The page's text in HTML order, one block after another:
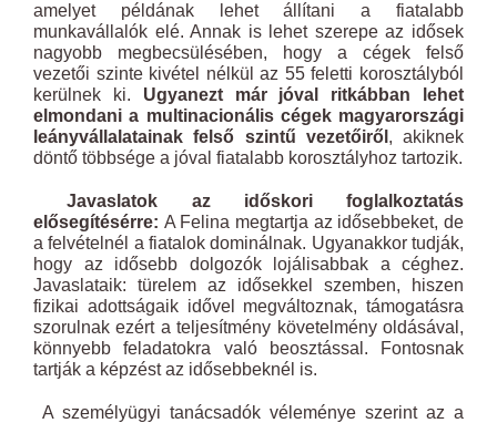
amelyet példának lehet állítani a fiatalabb
munkavállalók elé. Annak is lehet szerepe az idősek
nagyobb megbecsülésében, hogy a cégek felső
vezetői szinte kivétel nélkül az 55 feletti korosztályból
kerülnek ki. Ugyanezt már jóval ritkábban lehet
elmondani a multinacionális cégek magyarországi
leányvállalatainak felső szintű vezetőiről , akiknek
döntő többsége a jóval fiatalabb korosztályhoz tartozik.
Javaslatok az időskori foglalkoztatás
elősegítésérre: A Felina megtartja az idősebbeket, de
a felvételnél a fiatalok dominálnak. Ugyanakkor tudják,
hogy az idősebb dolgozók lojálisabbak a céghez.
Javaslataik: türelem az idősekkel szemben, hiszen
fizikai adottságaik idővel megváltoznak, támogatásra
szorulnak ezért a teljesítmény követelmény oldásával,
könnyebb feladatokra való beosztással. Fontosnak
tartják a képzést az idősebbeknél is.
A személyügyi tanácsadók véleménye szerint az a